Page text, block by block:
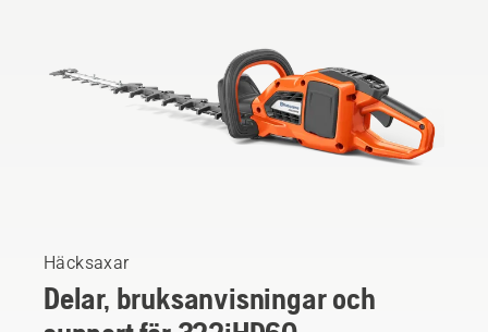
Häcksaxar
Delar, bruksanvisningar och